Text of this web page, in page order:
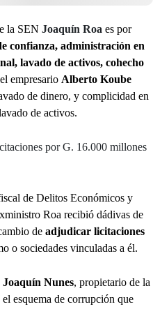
la SEN Joaquín Roa es por
confianza, administración en
lavado de activos, cohecho
empresario Alberto Koube
de dinero, y complicidad en
de activos.
por G. 16.000 millones
de Delitos Económicos y
Roa recibió dádivas de
de adjudicar licitaciones
o sociedades vinculadas a él.
Joaquín Nunes, propietario de la
el esquema de corrupción que